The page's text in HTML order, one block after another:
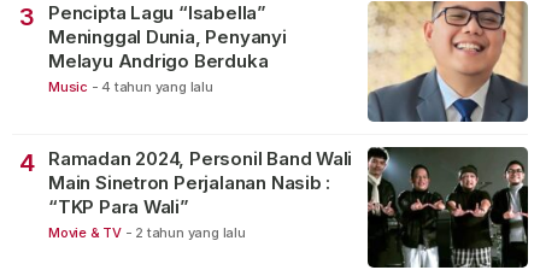
3
Pencipta Lagu “Isabella”
Meninggal Dunia, Penyanyi
Melayu Andrigo Berduka
Music - 4 tahun yang lalu
4
Ramadan 2024, Personil Band Wali
Main Sinetron Perjalanan Nasib :
“TKP Para Wali”
Movie & TV - 2 tahun yang lalu